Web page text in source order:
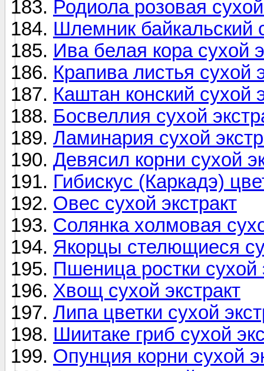
Родиола розовая
Шлемник байкальский
Ива белая кора сухой
Крапива листья сухой
Каштан конский сухой
Босвеллия сухой
Ламинария сухой
Девясил корни сухой
Гибискус (Каркадэ)
Овес сухой экстракт
Солянка холмовая
Якорцы стелющиеся
Пшеница ростки сухой
Хвощ сухой экстракт
Липа цветки сухой
Шиитаке гриб сухой
Опунция корни сухой